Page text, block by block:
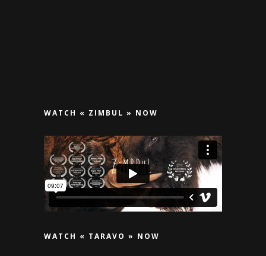
WATCH « ZIMBUL » NOW
WATCH « TARAVO » NOW